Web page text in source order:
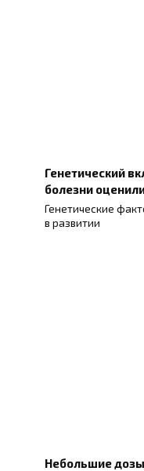
Генетический
болезни
Генетические
в развитии
Небольшие дозы